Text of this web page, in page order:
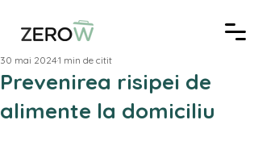
Prevenirea risipei de
alimente la domiciliu
30 mai 20241 min de citit